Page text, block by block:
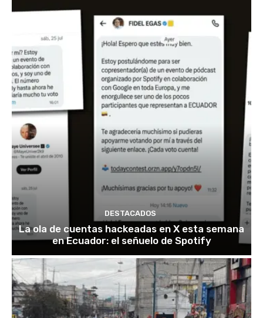
DESTACADOS
La ola de cuentas hackeadas en X esta semana
en Ecuador: el señuelo de Spotify